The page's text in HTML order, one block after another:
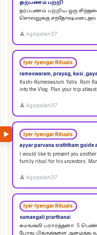
▶
தற்பணம் பற்றி
தர்ப்பணம் பற்றிய ஒரு
சொல்லுக்கு சந்தோஷமடைதல்
கொள்ளலாம்...
👤 kgopalan37
Iyer-Iyengar Rituals
rameswaram, prayag, kasi
Kashi-Rameswaram Yatra. Ram Ram A Few tips from my side, before venturing
into the Vlog. Plan your
👤 kgopalan37
Iyer-Iyengar Rituals
ayyar parvana sraththam guide
I would like to present you
family ritual for his ancestors.
👤 kgopalan37
Iyer-Iyengar Rituals
sumangali prarthanai
சுமங்கலி ப்ரார்த்தனா. 5 பெண்டுகள் + கண்யா பெண். சிராத்ததின்
போது பித்ருக்களை அழைத்து